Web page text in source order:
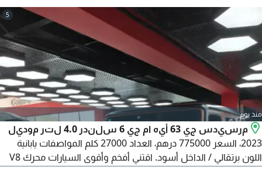
5
منذ يوم
مرسيدس جي 63 أيه ام جي 6 سلندر 4.0 لتر موديل
2023، السعر 775000 درهم، العداد 27000 كلم المواصفات يابانية
اللون برتقالي / الداخل أسود. اقتني أفخم وأقوى السيارات محرك V8